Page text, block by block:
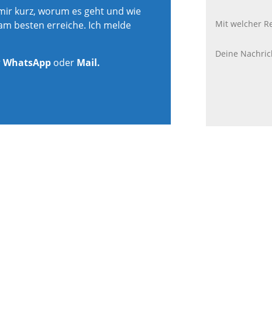
kurz, worum es geht und wie
besten erreiche. Ich melde
WhatsApp oder Mail.